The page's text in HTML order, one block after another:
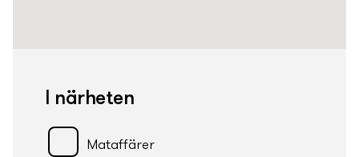
I närheten
Mataffärer